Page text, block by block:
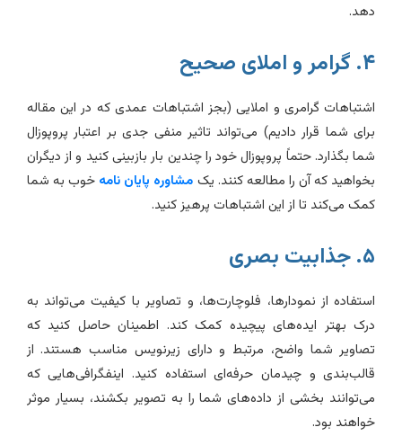
گرامری و املایی (بجز اشتباهات عمدی که در این مقاله
شما قرار دادیم) می‌تواند تاثیر منفی جدی بر اعتبار پروپوزال
بگذارد. حتماً پروپوزال خود را چندین بار بازبینی کنید و از دیگران
که آن را مطالعه کنند. یکمشاوره پایان نامهخوب به شما
می‌کند تا از این اشتباهات پرهیز کنید.
از نمودارها، فلوچارت‌ها، و تصاویر با کیفیت می‌تواند به
بهتر ایده‌های پیچیده کمک کند. اطمینان حاصل کنید که
شما واضح، مرتبط و دارای زیرنویس مناسب هستند. از
و چیدمان حرفه‌ای استفاده کنید. اینفگرافی‌هایی که
بخشی از داده‌های شما را به تصویر بکشند، بسیار موثر
بود.